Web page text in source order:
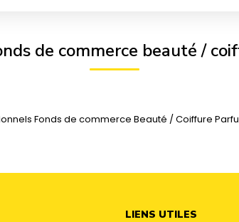
de commerce beauté /
Fonds de commerce Beauté / Coiffure
LIENS UTILES